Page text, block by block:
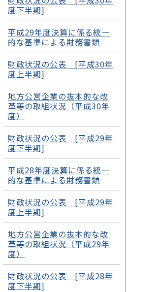
度下半期]
平成29年度決算に係る統一
的な基準による財務書類
財政状況の公表 [平成30年
度上半期]
地方公営企業の抜本的な改
革等の取組状況（平成30年
度）
財政状況の公表 [平成29年
度下半期]
平成28年度決算に係る統一
的な基準による財務書類
財政状況の公表 [平成29年
度上半期]
地方公営企業の抜本的な改
革等の取組状況（平成29年
度）
財政状況の公表 [平成28年
度下半期]